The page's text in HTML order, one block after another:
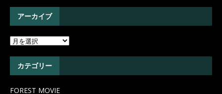
アーカイブ
カテゴリー
FOREST MOVIE